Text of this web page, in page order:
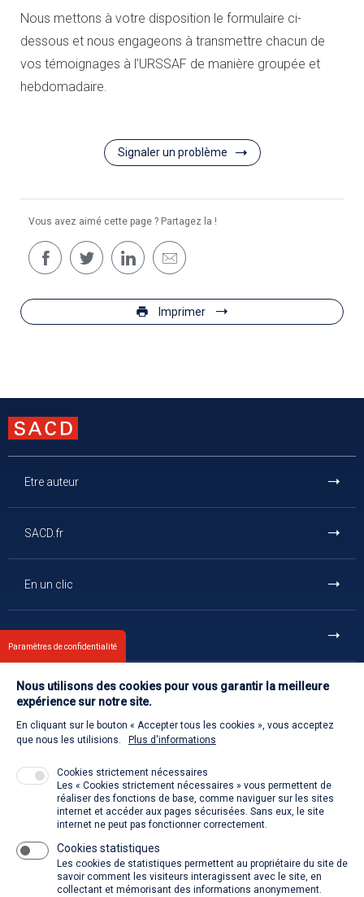
Nous mettons à votre disposition le formulaire ci-
dessous et nous engageons à transmettre chacun de
vos témoignages à l’URSSAF de manière groupée et
hebdomadaire.
Signaler un problème
Vous avez aimé cette page ? Partagez la !
Imprimer
Etre auteur
SACD.fr
En un clic
La SACD partout, quand vous voulez
Contact
Retour à l'accueil
Venir à la SACD
Paramètres de confidentialité
Nous utilisons des cookies pour vous garantir la meilleure
expérience sur notre site.
En cliquant sur le bouton « Accepter tous les cookies », vous acceptez
que nous les utilisions.
Plus d'informations
Cookies strictement nécessaires
Les « Cookies strictement nécessaires » vous permettent de
réaliser des fonctions de base, comme naviguer sur les sites
internet et accéder aux pages sécurisées. Sans eux, le site
internet ne peut pas fonctionner correctement.
Cookies statistiques
Les cookies de statistiques permettent au propriétaire du site de
savoir comment les visiteurs interagissent avec le site, en
collectant et mémorisant des informations anonymement.